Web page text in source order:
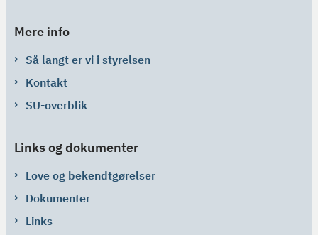
Mere info
Så langt er vi i styrelsen
Kontakt
SU-overblik
Links og dokumenter
Love og bekendtgørelser
Dokumenter
Links